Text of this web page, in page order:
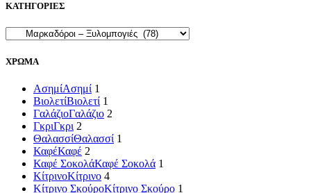
ΚΑΤΗΓΟΡΙΕΣ
ΧΡΩΜΑ
ΑσημίΑσημί 1
ΒιολετίΒιολετί 1
ΓαλάζιοΓαλάζιο 2
ΓκριΓκρι 2
ΘαλασσίΘαλασσί 1
ΚαφέΚαφέ 2
Καφέ ΣοκολάΚαφέ Σοκολά 1
ΚίτρινοΚίτρινο 4
Κίτρινο ΣκούροΚίτρινο Σκούρο 1